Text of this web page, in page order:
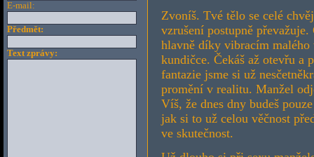
Zvoníš. Tvé tělo se celé
vzrušení postupně
hlavně díky vibracím malého
kundičce. Čekáš až otevřu a
fantazie jsme si už
promění v realitu. Manžel
Víš, že dnes dny budeš
jak si to už celou věčnost
ve skutečnost.
E-mail:
Předmět:
Text zprávy: